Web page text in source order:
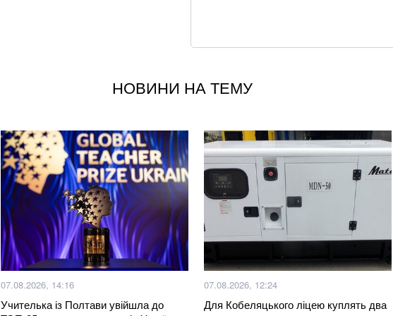
США та Україна
Що відбувається з ціною на
робити запаси крупи
Залишилося мало часу:
щодо нападу Путіна на НАТО
Смачніші та дешевші за
за лічені хвилини
Кого немає на військовому
НОВИНИ НА ТЕМУ
07.08.2026, 14:16
Учителька із Полтави увійшла до
07.08.2026, 12:24
Для Кобеляцького ліцею куплять два